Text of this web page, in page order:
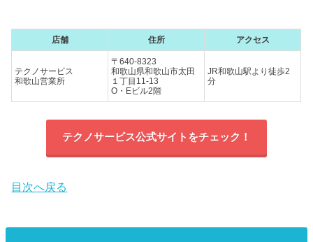
店舗 住所 アクセス
テクノサービス
和歌山営業所
〒640-8323
和歌山県和歌山市太田
１丁目11-13
O・Eビル2階
JR和歌山駅より徒歩2
分
テクノサービス公式サイトをチェック！
目次へ戻る